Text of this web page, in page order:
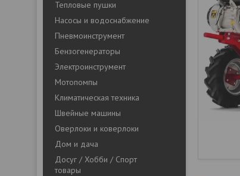
Тепловые пушки
Насосы и водоснабжение
Пневмоинструмент
Бензогенераторы
Электроинструмент
Мотопомпы
Климатическая техника
Швейные машины
Оверлоки и коверлоки
Дом и дача
Досуг / Хобби / Спорт
товары